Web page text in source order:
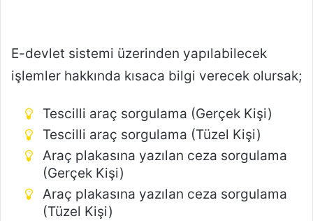
E-devlet sistemi üzerinden yapılabilecek
işlemler hakkında kısaca bilgi verecek olursak;
Tescilli araç sorgulama (Gerçek Kişi)
Tescilli araç sorgulama (Tüzel Kişi)
Araç plakasına yazılan ceza sorgulama
(Gerçek Kişi)
Araç plakasına yazılan ceza sorgulama
(Tüzel Kişi)